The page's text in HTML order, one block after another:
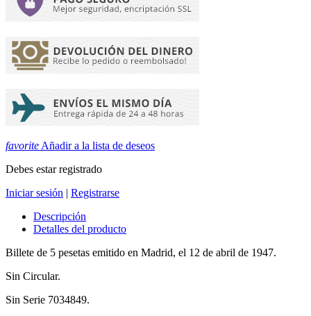
favorite Añadir a la lista de deseos
Debes estar registrado
Iniciar sesión | Registrarse
Descripción
Detalles del producto
Billete de 5 pesetas emitido en Madrid, el 12 de abril de 1947.
Sin Circular.
Sin Serie 7034849.